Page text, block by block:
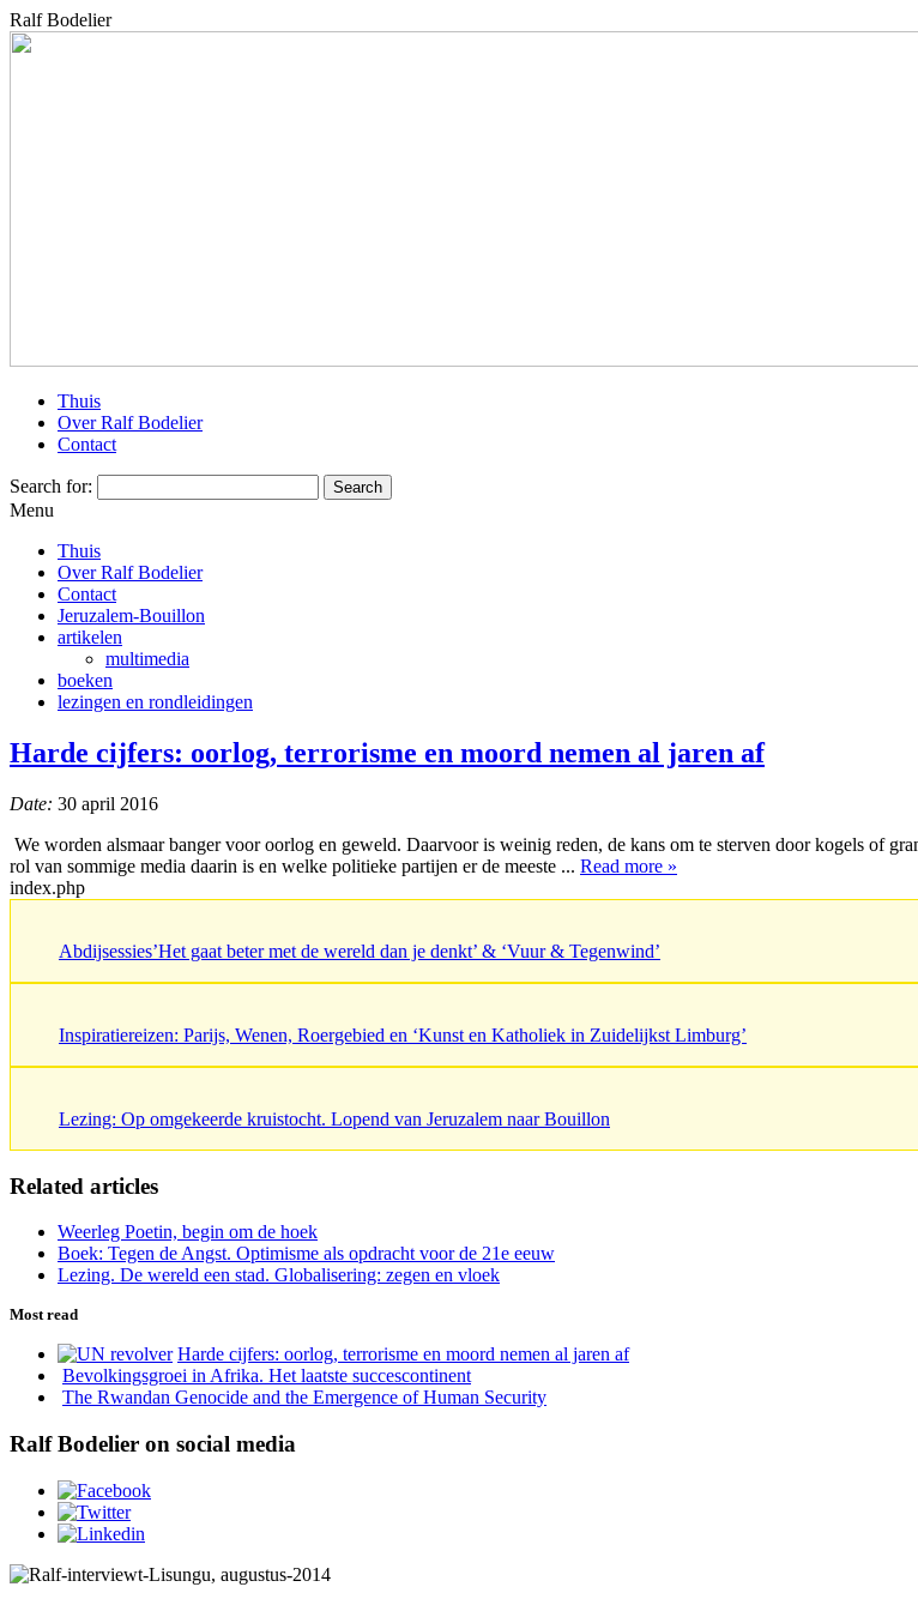
Ralf Bodelier
Thuis
Over Ralf Bodelier
Contact
Search for:
Menu
Thuis
Over Ralf Bodelier
Contact
Jeruzalem-Bouillon
artikelen
multimedia
boeken
lezingen en rondleidingen
Harde cijfers: oorlog, terrorisme en moord nemen al jaren af
Date: 30 april 2016
We worden alsmaar banger voor oorlog en geweld. Daarvoor is weinig reden, de kans om te sterven door kogels of
rol van sommige media daarin is en welke politieke partijen er de meeste ... Read more »
index.php
Abdijsessies’Het gaat beter met de wereld dan je denkt’ & ‘Vuur & Tegenwind’
Inspiratiereizen: Parijs, Wenen, Roergebied en ‘Kunst en Katholiek in Zuidelijkst Limburg’
Lezing: Op omgekeerde kruistocht. Lopend van Jeruzalem naar Bouillon
Related articles
Weerleg Poetin, begin om de hoek
Boek: Tegen de Angst. Optimisme als opdracht voor de 21e eeuw
Lezing. De wereld een stad. Globalisering: zegen en vloek
Most read
Harde cijfers: oorlog, terrorisme en moord nemen al jaren af
Bevolkingsgroei in Afrika. Het laatste succescontinent
The Rwandan Genocide and the Emergence of Human Security
Ralf Bodelier on social media